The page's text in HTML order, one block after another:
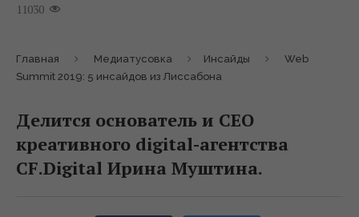
11030
Главная Медиатусовка Инсайды
Web
Summit 2019: 5 инсайдов из Лиссабона
Делится основатель и CEO
креативного digital-агентства
CF.Digital Ирина Муштина.